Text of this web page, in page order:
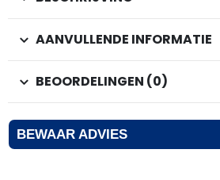
AANVULLENDE INFORMATIE
BEOORDELINGEN (0)
BEWAAR ADVIES